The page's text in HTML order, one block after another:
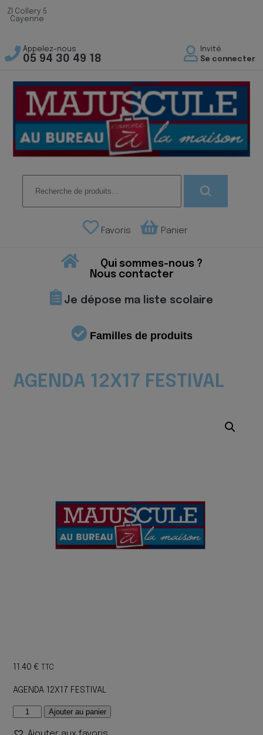
ZI Collery 5
Cayenne
Appelez-nous
05 94 30 49 18
Invité
Se connecter
pour :
Favoris Panier
Qui sommes-nous ?
Nous contacter
Je dépose ma liste scolaire
Familles de produits
AGENDA 12X17 FESTIVAL
11.40€ TTC
AGENDA 12X17 FESTIVAL
quantité Ajouter au panier